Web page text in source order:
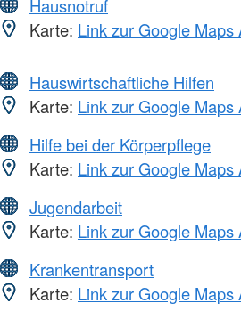
Hausnotruf
Karte: Link zur Google Maps
Hauswirtschaftliche Hilfen
Karte: Link zur Google Maps
Hilfe bei der Körperpflege
Karte: Link zur Google Maps
Jugendarbeit
Karte: Link zur Google Maps
Krankentransport
Karte: Link zur Google Maps